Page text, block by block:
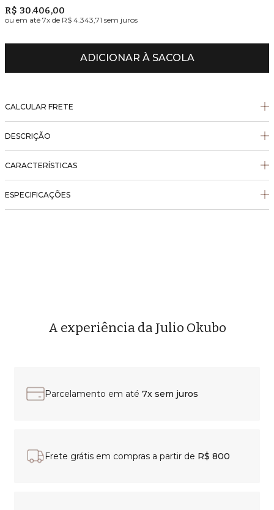
R$ 30.406,00
ou em até 7x de R$ 4.343,71 sem juros
ADICIONAR À SACOLA
CALCULAR FRETE
DESCRIÇÃO
CARACTERÍSTICAS
ESPECIFICAÇÕES
A experiência da Julio Okubo
Parcelamento em até 7x sem juros
Frete grátis em compras a partir de R$ 800